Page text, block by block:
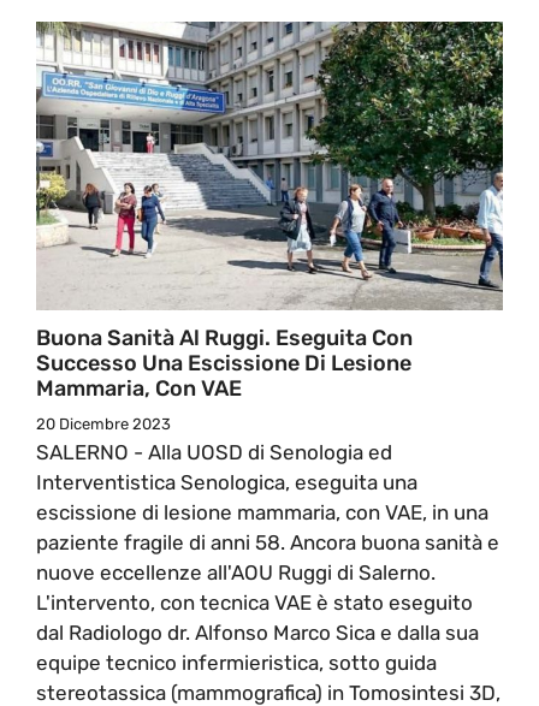
Buona Sanità Al Ruggi. Eseguita Con
Successo Una Escissione Di Lesione
Mammaria, Con VAE
20 Dicembre 2023
SALERNO - Alla UOSD di Senologia ed
Interventistica Senologica, eseguita una
escissione di lesione mammaria, con VAE, in una
paziente fragile di anni 58. Ancora buona sanità e
nuove eccellenze all'AOU Ruggi di Salerno.
L'intervento, con tecnica VAE è stato eseguito
dal Radiologo dr. Alfonso Marco Sica e dalla sua
equipe tecnico infermieristica, sotto guida
stereotassica (mammografica) in Tomosintesi 3D,